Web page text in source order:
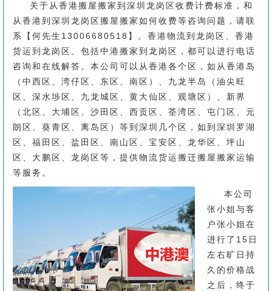
关于从香港搬屋搬家到深圳龙岗区收费计费标准，和
从香港到深圳龙岗区搬屋搬家如何收费等咨询问题，请联
系【何先生13006680518】。香港物流到龙岗区、香港
货运到龙岗区、包括中港搬家到龙岗区，都可以进行电话
咨询和在线解答。本公司可以从香港各个区，如从香港岛
（中西区、湾仔区、东区、南区）、九龙半岛（油尖旺
区、深水埗区、九龙城区、黄大仙区、观塘区）、新界
（北区、大埔区、沙田区、西贡区、荃湾区、屯门区、元
朗区、葵青区、离岛区）等到深圳几个区，如到深圳罗湖
区、福田区、盐田区、南山区、宝安区、龙华区、坪山
区、大鹏区、龙岗区等，提供物流货运搬迁搬屋搬家运输
等服务。
本公司
张小姐与客
户张小姐在
进行了15日
左右旷日持
久的价格战
之后，终于